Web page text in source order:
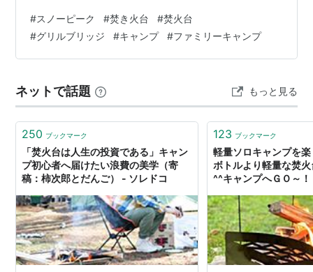
年選手の焚き火台 L そもそも、我が家にはスノーピーク
の製品はほとんどありません。質実剛健が我が家のキャ
ンプなので、テントはアライテントのエアライズだし、
キャンプ場で焚き火するために買ったのが、焚火台でし
た。 これまでは、焚火台の角に網を…
#スノーピーク #焚き火台 #焚火台
#グリルブリッジ #キャンプ #ファミリーキャンプ
ネットで話題 もっと見る
250 ブックマーク
「焚火台は人生の投資である」キャン
プ初心者へ届けたい浪費の美学（寄
稿：柿次郎とだんご） - ソレドコ
123 ブックマーク
軽量ソロキャンプを
ボトルより軽量な焚
^^キャンプへＧＯ～！